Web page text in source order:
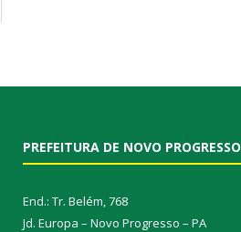
PREFEITURA DE NOVO PROGRESSO
End.: Tr. Belém, 768
Jd. Europa – Novo Progresso – PA